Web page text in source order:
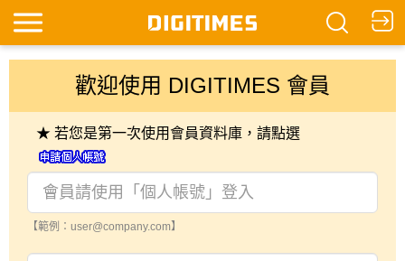
歡迎使用 DIGITIMES 會員
★ 若您是第一次使用會員資料庫，請點選
【範例：user@company.com】